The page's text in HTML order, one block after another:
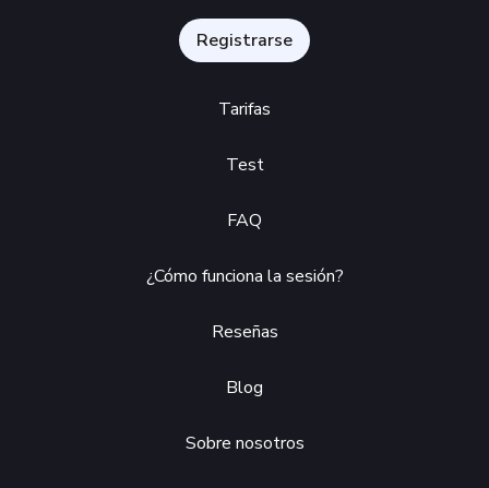
Registrarse
Tarifas
Test
FAQ
¿Cómo funciona la sesión?
Reseñas
Blog
Sobre nosotros